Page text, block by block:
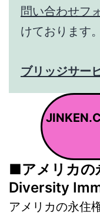
問い合わせフ
けております。
ブリッジサー
■アメリカの
Diversity
アメリカの永住